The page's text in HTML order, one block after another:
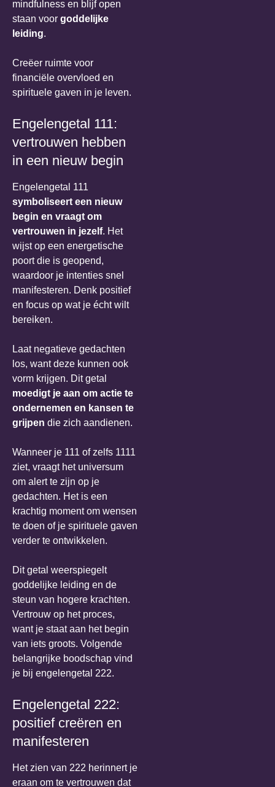
mindfulness en blijf open
staan voor goddelijke
leiding.
Creëer ruimte voor
financiële overvloed en
spirituele gaven in je leven.
Engelengetal 111:
vertrouwen hebben
in een nieuw begin
Engelengetal 111
symboliseert een nieuw
begin en vraagt om
vertrouwen in jezelf. Het
wijst op een energetische
poort die is geopend,
waardoor je intenties snel
manifesteren. Denk positief
en focus op wat je écht wilt
bereiken.
Laat negatieve gedachten
los, want deze kunnen ook
vorm krijgen. Dit getal
moedigt je aan om actie te
ondernemen en kansen te
grijpen die zich aandienen.
Wanneer je 111 of zelfs 1111
ziet, vraagt het universum
om alert te zijn op je
gedachten. Het is een
krachtig moment om wensen
te doen of je spirituele gaven
verder te ontwikkelen.
Dit getal weerspiegelt
goddelijke leiding en de
steun van hogere krachten.
Vertrouw op het proces,
want je staat aan het begin
van iets groots. Volgende
belangrijke boodschap vind
je bij engelengetal 222.
Engelengetal 222:
positief creëren en
manifesteren
Het zien van 222 herinnert je
eraan om te vertrouwen dat